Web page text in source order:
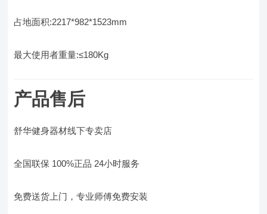
占地面积:2217*982*1523mm
最大使用者重量:≤180Kg
产品售后
舒华健身器材线下专卖店
全国联保 100%正品 24小时服务
免费送货上门，专业师傅免费安装